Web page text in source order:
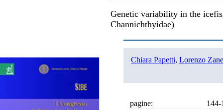
Genetic variability in the
Channichthyidae)
Chiara Papetti, Lorenzo Zane
pagine:
144-